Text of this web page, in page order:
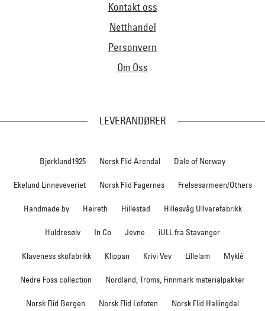
Kontakt oss
Netthandel
Personvern
Om Oss
LEVERANDØRER
Bjørklund1925 Norsk Flid Arendal Dale of Norway
Ekelund Linneveveriet Norsk Flid Fagernes Frelsesarmeen/Others
Handmade by Heireth Hillestad Hillesvåg Ullvarefabrikk
Huldresølv In Co Jevne iULL fra Stavanger
Klaveness skofabrikk Klippan Krivi Vev Lillelam Myklé
Nedre Foss collection Nordland, Troms, Finnmark materialpakker
Norsk Flid Bergen Norsk Flid Lofoten Norsk Flid Hallingdal